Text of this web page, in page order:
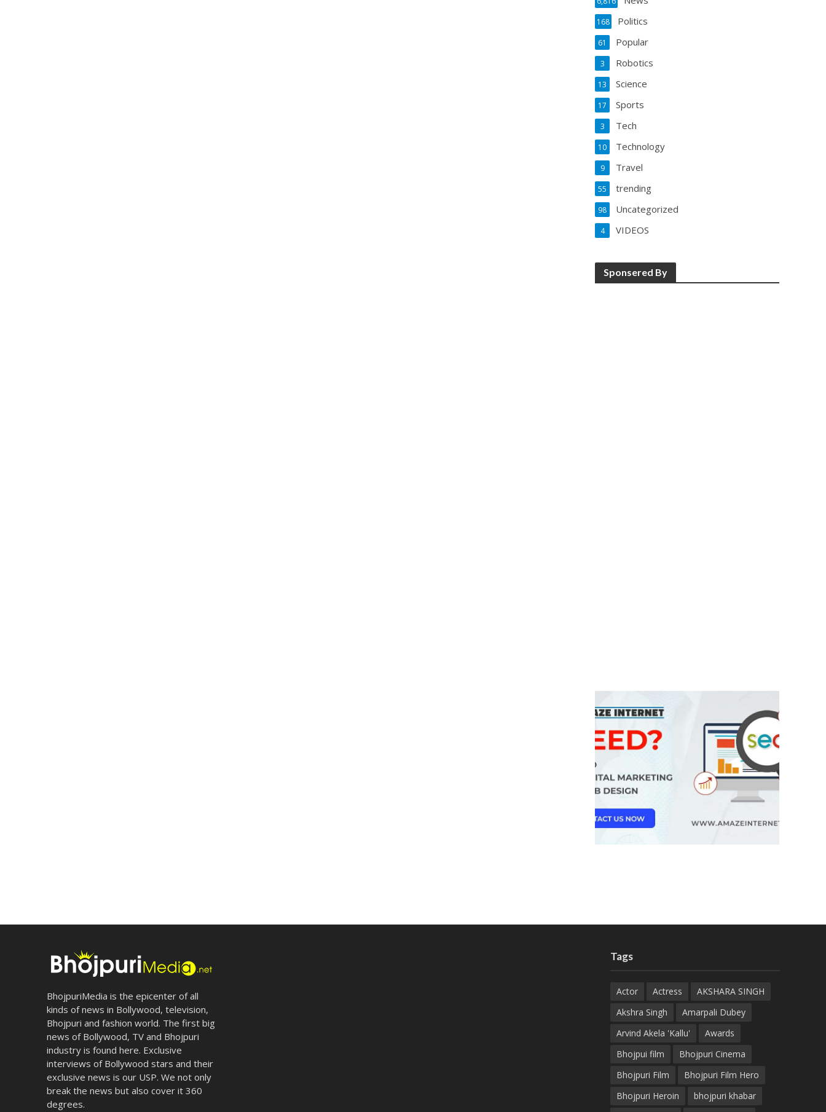
Politics
168
Popular
61
Robotics
3
Science
13
Sports
17
Tech
3
Technology
10
Travel
9
trending
55
Uncategorized
98
VIDEOS
4
Sponsered By
BhojpuriMedia is the epicenter of all
kinds of news in Bollywood, television,
Bhojpuri and fashion world. The first big
news of Bollywood, TV and Bhojpuri
industry is found here. Exclusive
interviews of Bollywood stars and their
exclusive news is our USP. We not only
break the news but also cover it 360
degrees.
Tags
Actor Actress
AKSHARA SINGH
Akshra Singh
Amarpali Dubey
Arvind Akela 'Kallu'
Awards
Bhojpui film
Bhojpuri Cinema
Bhojpuri Film
Bhojpuri Film Hero
Bhojpuri Heroin
bhojpuri khabar